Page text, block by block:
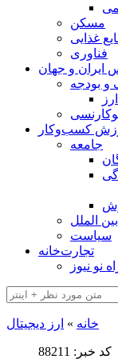
مسکن
غذایی
فناوری
ایران و جهان
و بودجه
ارز
کسب‌وکار
جامعه
بین الملل
سیاست
تجارت‌خانه
نو نیوز
خانه » ارز دیجیتال
کد خبر: 88211